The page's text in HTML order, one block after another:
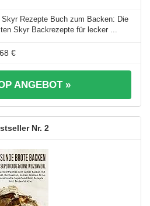
Rezepte Buch zum Backen: Die
Skyr Backrezepte für lecker ...
€
ANGEBOT »
2